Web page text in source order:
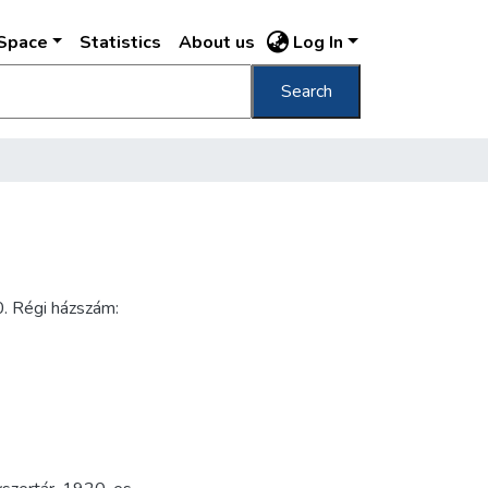
Statistics About us Log In
Search
Régi házszám: